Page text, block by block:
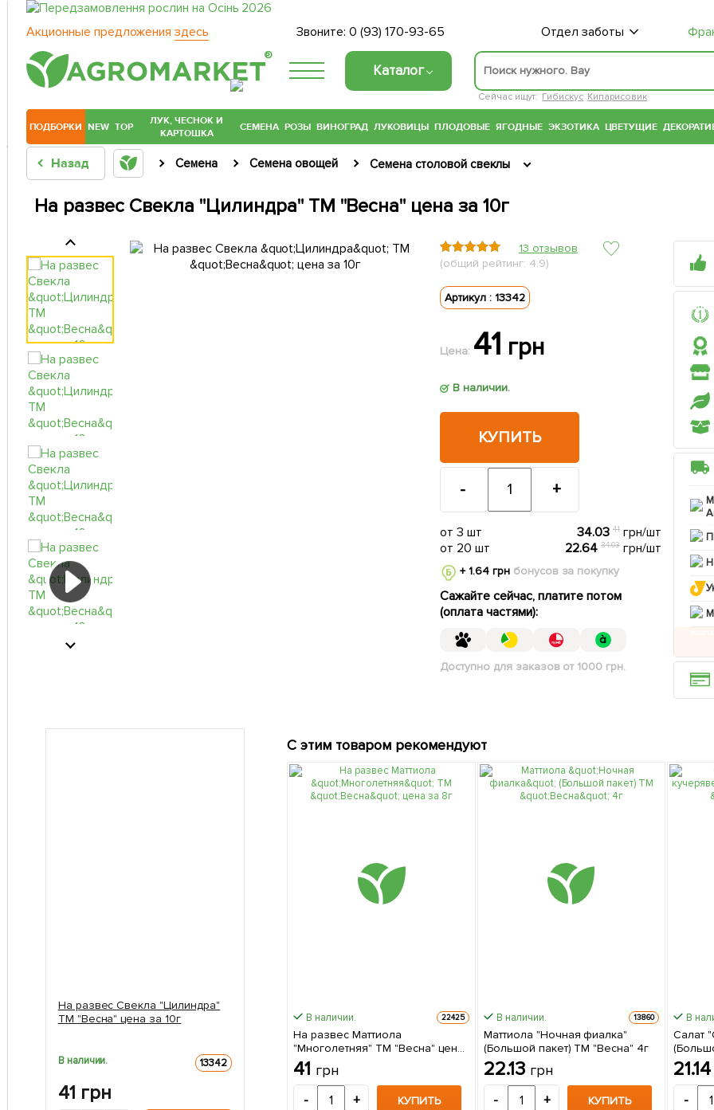
Акционные предложения здесь Звоните:0 (93) 170-93-65 Отдел заботы
®
Каталог
Сейчас ищут: Гибискус Кипарисовик
ПОДБОРКИ NEW TOP
ЛУК, ЧЕСНОК И
КАРТОШКА
СЕМЕНА РОЗЫ ВИНОГРАД ЛУКОВИЦЫ ПЛОДОВЫЕ ЯГОДНЫЕ ЭКЗОТИКА ЦВЕТУЩИЕ
Назад Семена Семена овощей Семена столовой свеклы
На развес Свекла "Цилиндра" ТМ "Весна" цена за 10г
13 отзывов
(общий рейтинг: 4.9)
Артикул : 13342
Цена: 41 грн
В наличии.
КУПИТЬ
- +
от 3 шт 34.03 41грн/шт
от 20 шт
22.64 34.03грн/шт
+ 1.64 грнбонусов за покупку
Сажайте сейчас, платите потом
(оплата частями):
Доступно для заказов от 1000 грн.
На развес Свекла "Цилиндра"
ТМ "Весна" цена за 10г
В наличии. 13342
41 грн
С этим товаром рекомендуют
В наличии. 22425
На развес Маттиола
"Многолетняя" ТМ "Весна" цена
за 8г
41 грн
- + КУПИТЬ
В наличии. 13860
Маттиола "Ночная фиалка"
(Большой пакет) ТМ "Весна" 4г
22.13 грн
- + КУПИТЬ
В
Салат
21.14
-